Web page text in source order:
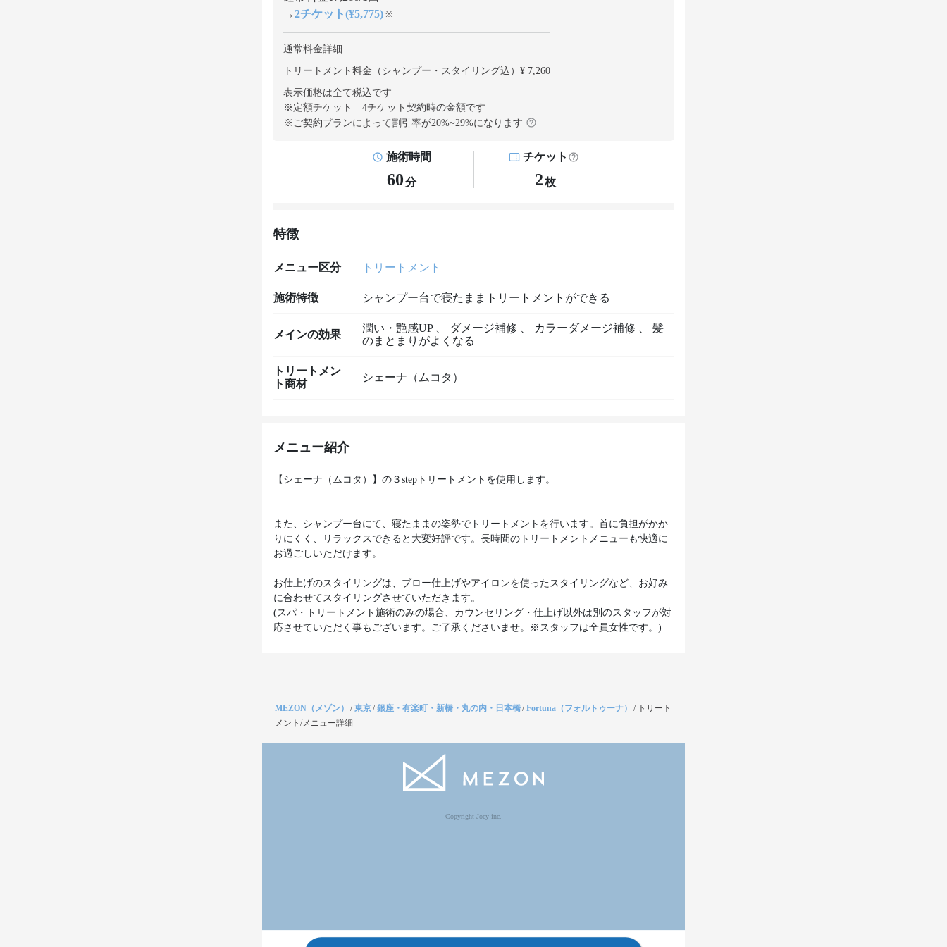
→2チケット(¥5,775) ※
通常料金詳細
トリートメント料金（シャンプー・スタイリング込）¥ 7,260
表示価格は全て税込です
※定額チケット 4チケット契約時の金額です
※ご契約プランによって割引率が20%~29%になります
施術時間
60分
チケット
2枚
特徴
メニュー区分 トリートメント
施術特徴 シャンプー台で寝たままトリートメントができる
メインの効果
潤い・艶感UP ダメージ補修 カラーダメージ補修
髪
のまとまりがよくなる
トリートメン
ト商材
シェーナ（ムコタ）
メニュー紹介
【シェーナ（ムコタ）】の３stepトリートメントを使用します。
また、シャンプー台にて、寝たままの姿勢でトリートメントを行います。首に負担がかか
りにくく、リラックスできると大変好評です。長時間のトリートメントメニューも快適に
お過ごしいただけます。
お仕上げのスタイリングは、ブロー仕上げやアイロンを使ったスタイリングなど、お好み
に合わせてスタイリングさせていただきます。
(スパ・トリートメント施術のみの場合、カウンセリング・仕上げ以外は別のスタッフが対
応させていただく事もございます。ご了承くださいませ。※スタッフは全員女性です。)
MEZON（メゾン） /東京/銀座・有楽町・新橋・丸の内・日本橋/Fortuna（フォルトゥーナ） / トリート
メント/メニュー詳細
Copyright Jocy inc.